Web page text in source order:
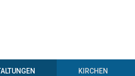
KIRCHEN